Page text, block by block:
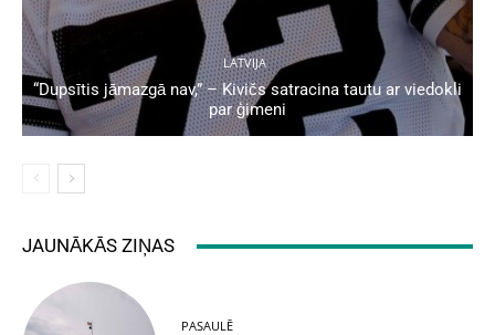
LATVIJA
“Dupsītis jāmazgā nav,” – Kivičs satracina tautu ar viedokli
par ģimeni
JAUNĀKĀS ZIŅAS
PASAULĒ